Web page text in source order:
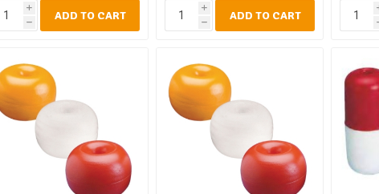
i
h ADD TO CART
i
h ADD TO CART